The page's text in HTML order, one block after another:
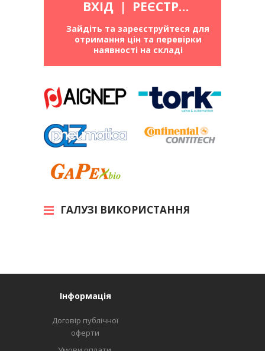
ВХІД | РЕЄСТРАЦІЯ
Зайдіть та зареєструйтеся для
отримання цін та перевірки
наявності на складі
ГАЛУЗІ ВИКОРИСТАННЯ
Інформація
Договір публічної
оферти